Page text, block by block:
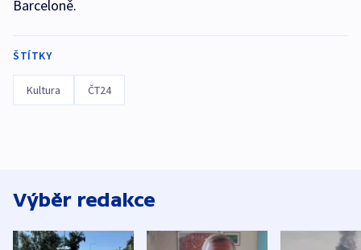
Barceloně.
ŠTÍTKY
Kultura ČT24
Výběr redakce